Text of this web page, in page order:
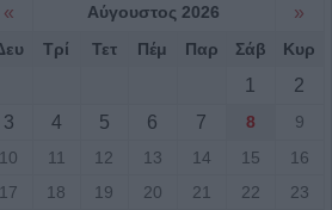
« Αύγουστος 2026 »
Τρί Τετ Πέμ Παρ Σάβ Κυρ
1
2
3
4 5 6 7 8
9
10
11 12 13 14 15
16
17
18 19 20 21 22
23